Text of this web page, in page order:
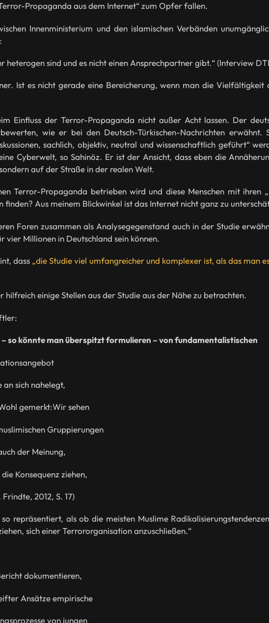
Propaganda aus dem Internet“ zum Opfer fallen.
Innenministerium und den islamischen Verbänden
heterogen sind und es nicht einen Ansprechpartner gibt.“ (Interview
Ist es nicht gerade eine Bereicherung, wenn man die Vielfältigkeit
Einfluss der Terror-Propaganda nicht außer Acht lassen. Der
wie er bei den Deutsch-Türkischen-Nachrichten erwähnt.
sachlich, objektiv, neutral und wissenschaftlich geführt“
Cyberwelt, so Sahinöz. Er ist der Ansicht, dass eben die
auf der Straße in der realen Welt.
Terror-Propaganda betrieben wird und diese Menschen mit ihren
Aus meinem Blickwinkel ist das Internet nicht ganz zu
Foren zusammen als Analysegegenstand auch in der Studie
Millionen in Deutschland sein können.
dass „die Studie viel umfangreicher und komplexer ist, als das man
hilfreich einige Stellen aus der Studie aus der Nähe zu betrachten.
so könnte man überspitzt formulieren – von fundamentalistischen
an sich nahelegt,
gemerkt:Wir sehen
Gruppierungen
der Meinung,
Konsequenz ziehen,
2012, S. 17)
repräsentiert, als ob die meisten Muslime
sich einer Terrororganisation anzuschließen.“
dokumentieren,
Ansätze empirische
von jungen